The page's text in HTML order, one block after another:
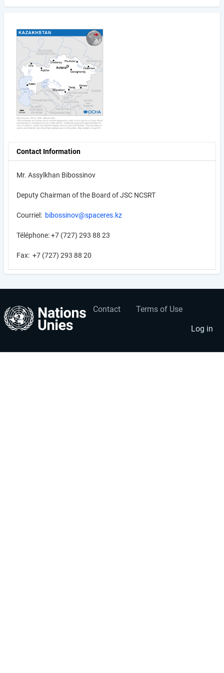
Contact Information
Mr. Assylkhan Bibossinov
Deputy Chairman of the Board of JSC NCSRT
Courriel: bibossinov@spaceres.kz
Téléphone: +7 (727) 293 88 23
Fax: +7 (727) 293 88 20
Footer
Contact Terms of Use
User
account
menu
Log in